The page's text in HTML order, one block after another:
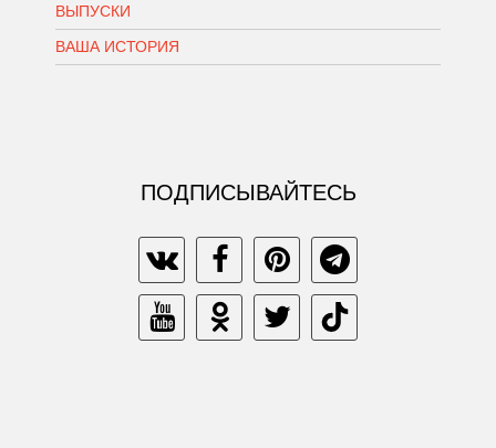
ВЫПУСКИ
ВАША ИСТОРИЯ
ПОДПИСЫВАЙТЕСЬ